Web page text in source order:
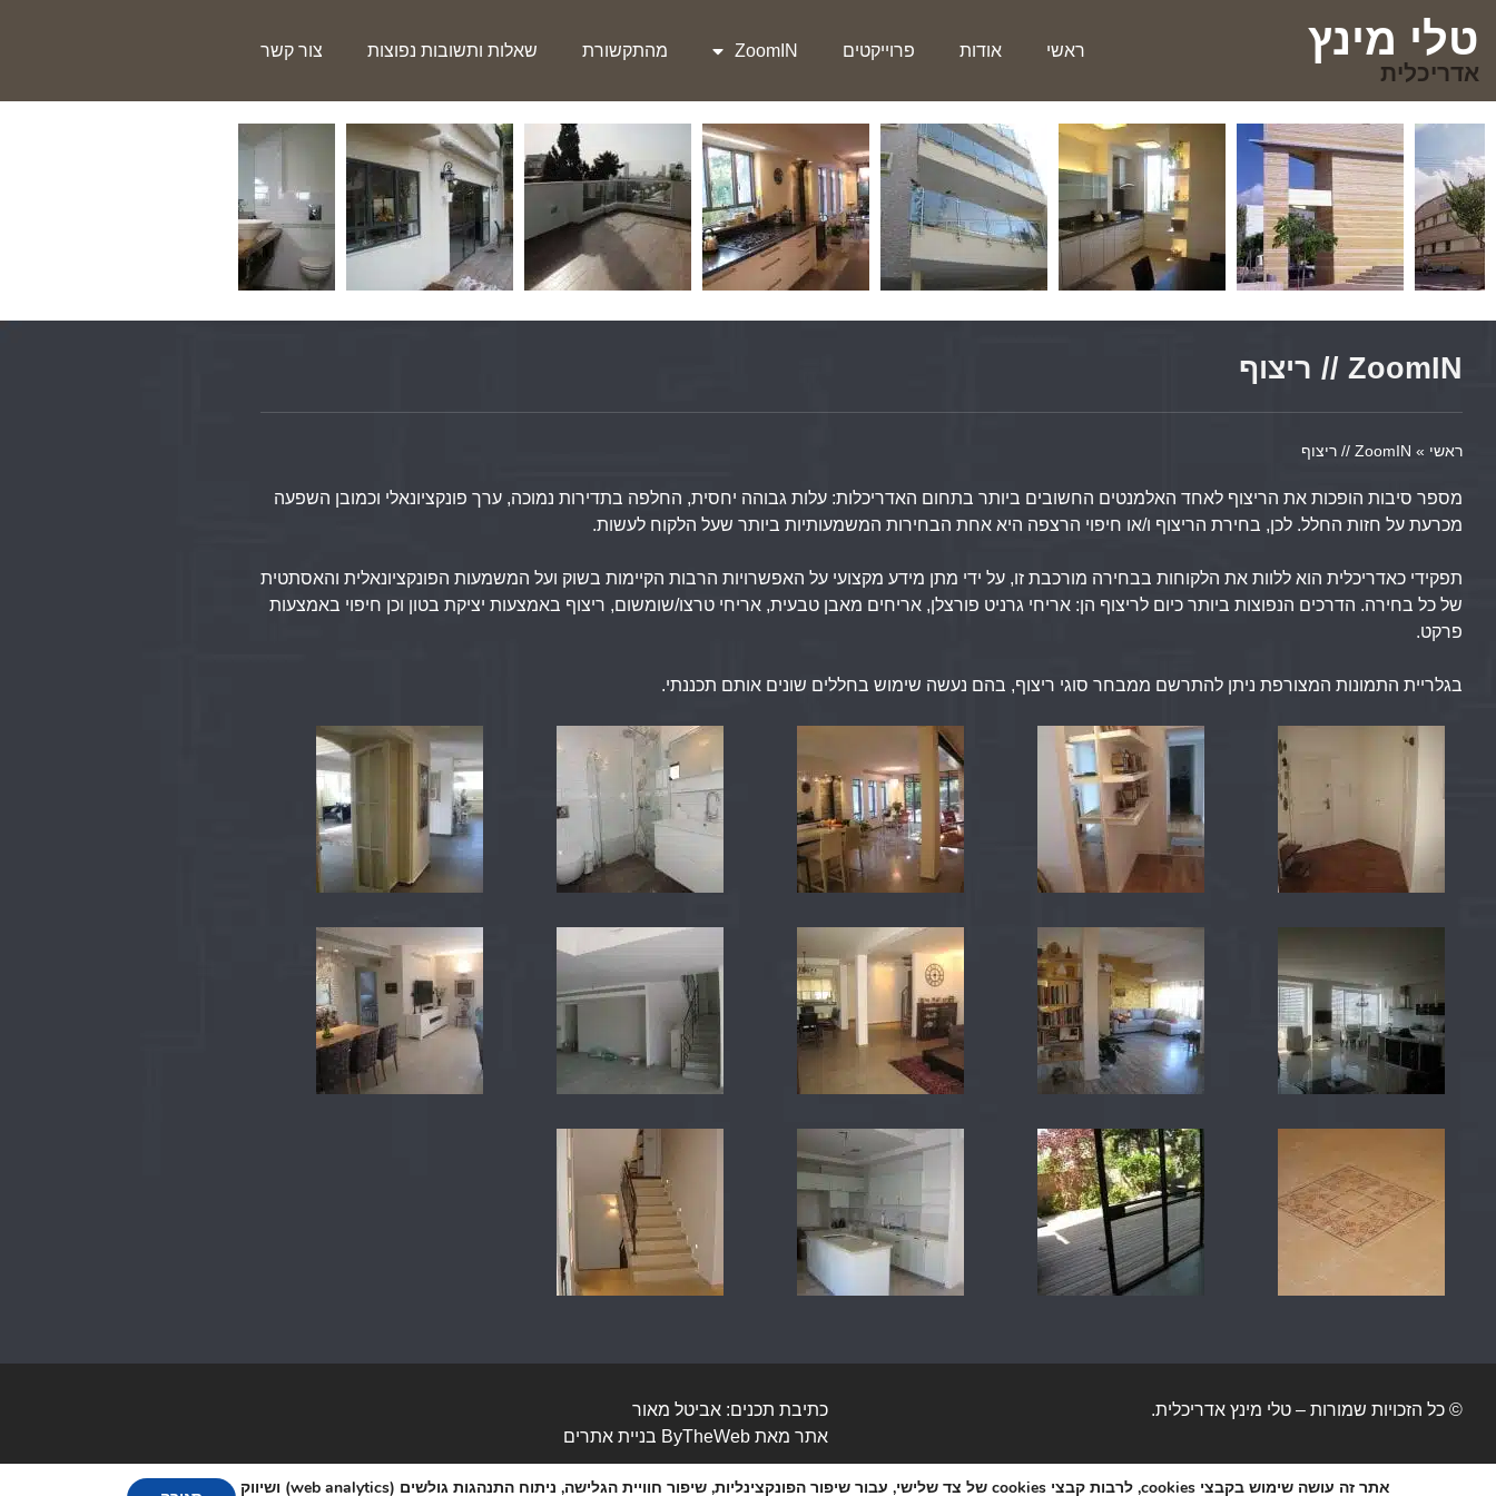
טלי מינץ
אדריכלית
ראשי אודות פרוייקטים ZoomIN מהתקשורת שאלות ותשובות נפוצות צור קשר
ZoomIN // ריצוף
ראשי » ZoomIN // ריצוף
מספר סיבות הופכות את הריצוף לאחד האלמנטים החשובים ביותר בתחום האדריכלות: עלות גבוהה יחסית, החלפה בתדירות נמוכה, ערך פונקציונאלי וכמובן השפעה
מכרעת על חזות החלל. לכן, בחירת הריצוף ו/או חיפוי הרצפה היא אחת הבחירות המשמעותיות ביותר שעל הלקוח לעשות.
תפקידי כאדריכלית הוא ללוות את הלקוחות בבחירה מורכבת זו, על ידי מתן מידע מקצועי על האפשרויות הרבות הקיימות בשוק ועל המשמעות הפונקציונאלית והאסתטית
של כל בחירה. הדרכים הנפוצות ביותר כיום לריצוף הן: אריחי גרניט פורצלן, אריחים מאבן טבעית, אריחי טרצו/שומשום, ריצוף באמצעות יציקת בטון וכן חיפוי באמצעות
פרקט.
בגלריית התמונות המצורפת ניתן להתרשם ממבחר סוגי ריצוף, בהם נעשה שימוש בחללים שונים אותם תכננתי.
© כל הזכויות שמורות – טלי מינץ אדריכלית.
הצהרת נגישות |מפת אתר
כתיבת תכנים: אביטל מאור
אתר מאת ByTheWeb בניית אתרים
אתר זה עושה שימוש בקבצי cookies, לרבות קבצי cookies של צד שלישי, עבור שיפור הפונקצינליות, שיפור חוויית הגלישה, ניתוח התנהגות גולשים (web analytics) ושיווק